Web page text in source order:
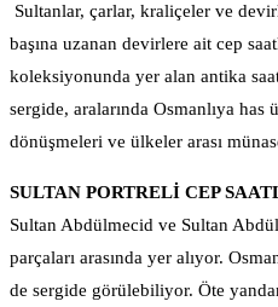
Sultanlar, çarlar, kraliçeler ve
başına uzanan devirlere ait cep
koleksiyonunda yer alan antika
sergide, aralarında Osmanlıya
dönüşmeleri ve ülkeler arası
SULTAN PORTRELİ CEP
Sultan Abdülmecid ve Sultan
parçaları arasında yer alıyor.
de sergide görülebiliyor. Öte